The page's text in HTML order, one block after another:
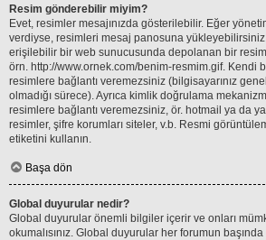
Resim gönderebilir miyim?
Evet, resimler mesajınızda gösterilebilir. Eğer
verdiyse, resimleri mesaj panosuna
erişilebilir bir web sunucusunda depolanan bir
örn. http://www.ornek.com/benim-resmim.gif. Kendi
resimlere bağlantı veremezsiniz (bilgisayarınız
olmadığı sürece). Ayrıca kimlik doğrulama
resimlere bağlantı veremezsiniz, ör. hotmail ya da
resimler, şifre korumları siteler, v.b. Resmi
etiketini kullanın.
Başa dön
Global duyurular nedir?
Global duyurular önemli bilgiler içerir ve onları
okumalısınız. Global duyurular her forumun